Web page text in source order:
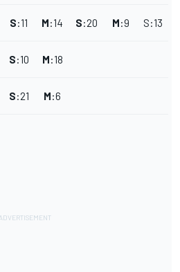
S:11 M:14 S:20 M:9 S:13
S:10 M:18
S:21 M:6